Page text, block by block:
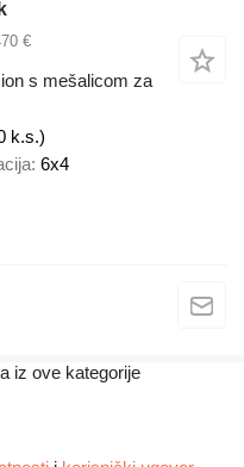
€
s mešalicom za
k.s.)
6x4
iz ove kategorije